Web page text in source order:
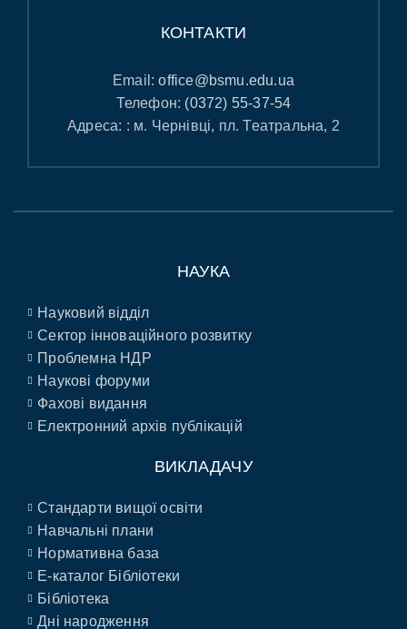
КОНТАКТИ
Email:office@bsmu.edu.ua
Телефон: (0372) 55-37-54
Адреса: : м. Чернівці, пл. Театральна, 2
НАУКА
Науковий відділ
Сектор інноваційного розвитку
Проблемна НДР
Наукові форуми
Фахові видання
Електронний архів публікацій
ВИКЛАДАЧУ
Стандарти вищої освіти
Навчальні плани
Нормативна база
E-каталог Бібліотеки
Бібліотека
Дні народження